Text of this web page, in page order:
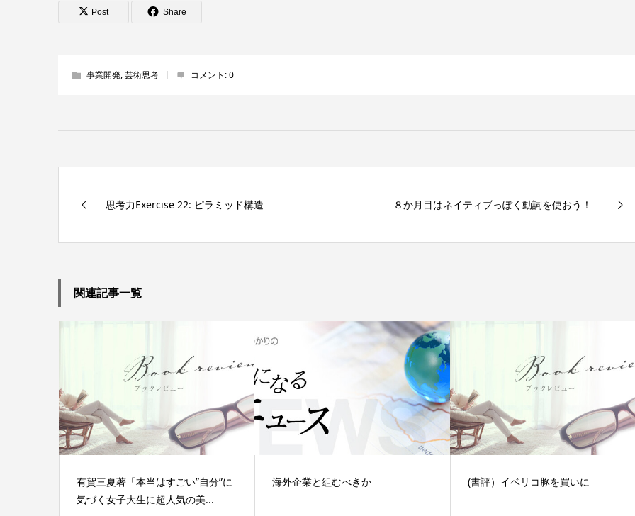
Post Share
事業開発,芸術思考 コメント:0
思考力Exercise 22: ピラミッド構造 ８か月目はネイティブっぽく動詞を使おう！
関連記事一覧
有賀三夏著「本当はすごい”自分”に
気づく女子大生に超人気の美...
海外企業と組むべきか (書評）イベリコ豚を買いに